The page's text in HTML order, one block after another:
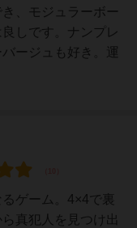
、モジュラーボー
しです。ナンプレ
ージュも好き。運
ゲーム。4×4で裏
真犯人を見つけ出